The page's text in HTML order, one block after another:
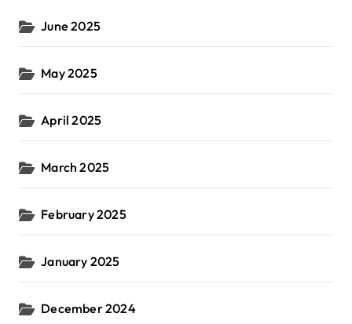
June 2025
May 2025
April 2025
March 2025
February 2025
January 2025
December 2024